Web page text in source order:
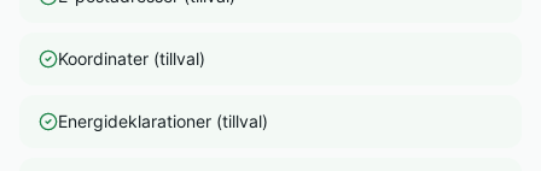
Koordinater (tillval)
Energideklarationer (tillval)